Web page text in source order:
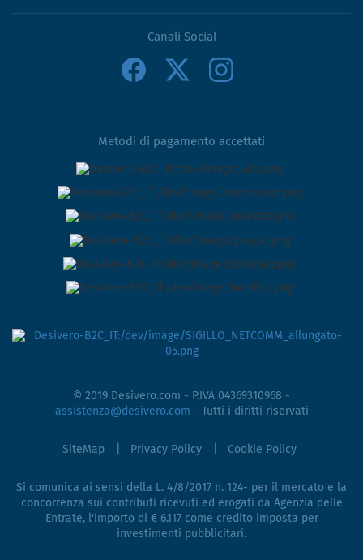
Canali Social
Metodi di pagamento accettati
© 2019 Desivero.com - P.IVA 04369310968 -
assistenza@desivero.com - Tutti i diritti riservati
SiteMap Privacy Policy Cookie Policy
Si comunica ai sensi della L. 4/8/2017 n. 124- per il mercato e la
concorrenza sui contributi ricevuti ed erogati da Agenzia delle
Entrate, l'importo di € 6.117 come credito imposta per
investimenti pubblicitari.